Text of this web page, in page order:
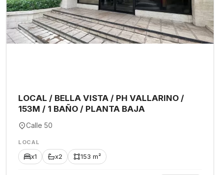
LOCAL / BELLA VISTA / PH VALLARINO /
153M / 1 BAÑO / PLANTA BAJA
Calle 50
LOCAL
x1 x2 153 m²